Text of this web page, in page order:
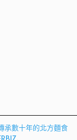
承數十年的北方麵食